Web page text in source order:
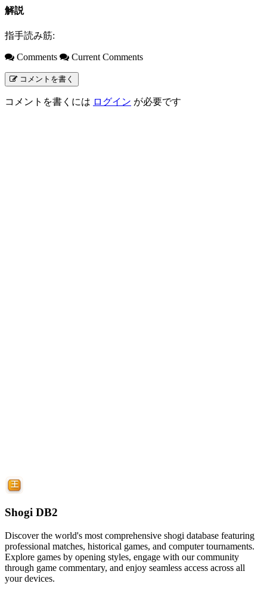
解説
指手読み筋:
Comments Current Comments
コメントを書く
コメントを書くには ログイン が必要です
Shogi DB2
Discover the world's most comprehensive shogi database featuring
professional matches, historical games, and computer tournaments.
Explore games by opening styles, engage with our community
through game commentary, and enjoy seamless access across all
your devices.